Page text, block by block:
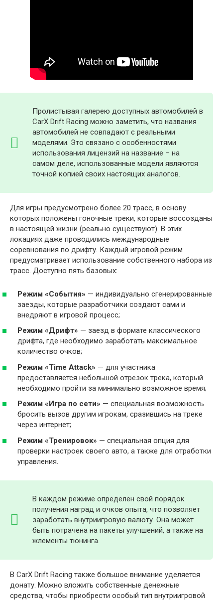
Пролистывая галерею доступных автомобилей в
CarX Drift Racing можно заметить, что названия
автомобилей не совпадают с реальными
моделями. Это связано с особенностями
использования лицензий на название – на
самом деле, использованные модели являются
точной копией своих настоящих аналогов.
Для игры предусмотрено более 20 трасс, в основу
которых положены гоночные треки, которые воссозданы
в настоящей жизни (реально существуют). В этих
локациях даже проводились международные
соревнования по дрифту. Каждый игровой режим
предусматривает использование собственного набора из
трасс. Доступно пять базовых:
Режим «События» — индивидуально сгенерированные
заезды, которые разработчики создают сами и
внедряют в игровой процесс;
Режим «Дрифт» — заезд в формате классического
дрифта, где необходимо заработать максимальное
количество очков;
Режим «Time Attack» — для участника
предоставляется небольшой отрезок трека, который
необходимо пройти за минимально возможное время;
Режим «Игра по сети» — специальная возможность
бросить вызов другим игрокам, сразившись на треке
через интернет;
Режим «Тренировок» — специальная опция для
проверки настроек своего авто, а также для отработки
управления.
В каждом режиме определен свой порядок
получения наград и очков опыта, что позволяет
заработать внутриигровую валюту. Она может
быть потрачена на пакеты улучшений, а также на
жлементы тюнинга.
В CarX Drift Racing также большое внимание уделяется
донату. Можно вложить собственные денежные
средства, чтобы приобрести особый тип внутриигровой